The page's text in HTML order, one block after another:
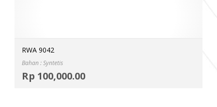
RWA 9042
Bahan : Syntetis
Rp 100,000.00